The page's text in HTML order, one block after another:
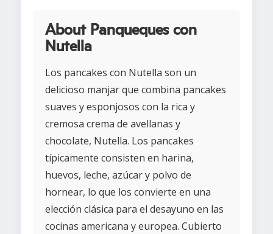
About Panqueques con
Nutella
Los pancakes con Nutella son un
delicioso manjar que combina pancakes
suaves y esponjosos con la rica y
cremosa crema de avellanas y
chocolate, Nutella. Los pancakes
típicamente consisten en harina,
huevos, leche, azúcar y polvo de
hornear, lo que los convierte en una
elección clásica para el desayuno en las
cocinas americana y europea. Cubierto